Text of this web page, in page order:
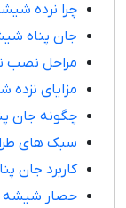
چرا نرده
جان پناه
مراحل نصب
مزایای
چگونه جان
سبک های
کاربرد جان
حصار شیشه